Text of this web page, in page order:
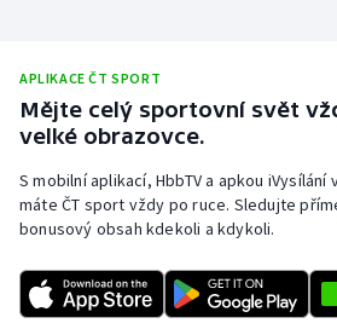
APLIKACE ČT SPORT
Mějte celý sportovní svět
velké obrazovce.
S mobilní aplikací, HbbTV a apkou
máte ČT sport vždy po ruce. Sledujte
bonusový obsah kdekoli a kdykoli.